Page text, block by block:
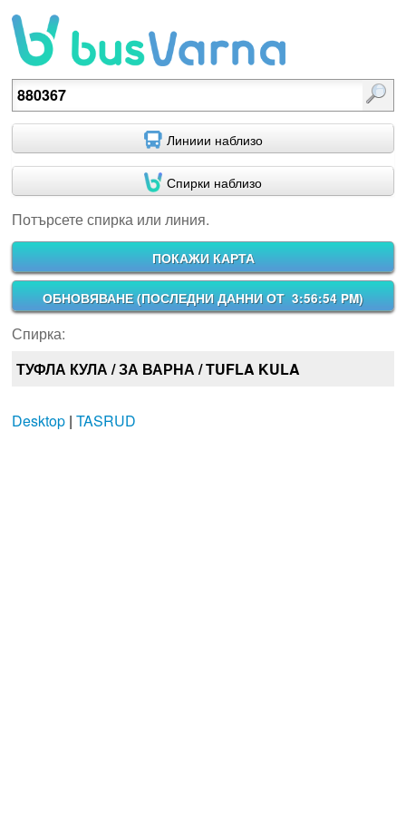
Потърсете спирка или линия.
Линиии наблизо
Спирки наблизо
Потърсете спирка или линия.
ПОКАЖИ КАРТА
ОБНОВЯВАНЕ (ПОСЛЕДНИ ДАННИ ОТ 3:56:54 PM)
Спирка:
ТУФЛА КУЛА / ЗА ВАРНА / TUFLA KULA
Desktop| TASRUD